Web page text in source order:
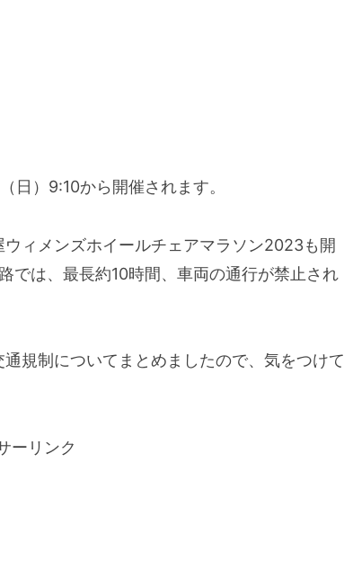
日）9:10から開催されます。
ィメンズホイールチェアマラソン2023も開
では、最長約10時間、車両の通行が禁止され
規制についてまとめましたので、気をつけて
ーリンク